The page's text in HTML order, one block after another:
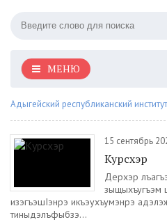
МЕНЮ
15 сентябрь
Курсхэр
Дерхэр
зыщыхъугъэм
изэгъэшIэнрэ икъэухъумэнрэ
тиныдэлъфыбзэ...